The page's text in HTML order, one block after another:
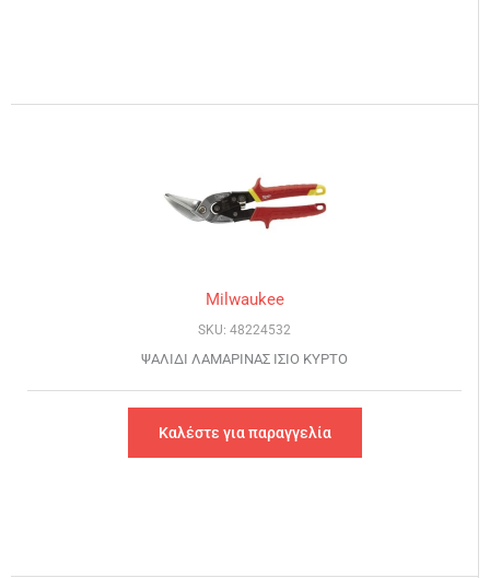
Milwaukee
SKU: 48224532
ΨΑΛΙΔΙ ΛΑΜΑΡΙΝΑΣ ΙΣΙΟ ΚΥΡΤΟ
Καλέστε για παραγγελία